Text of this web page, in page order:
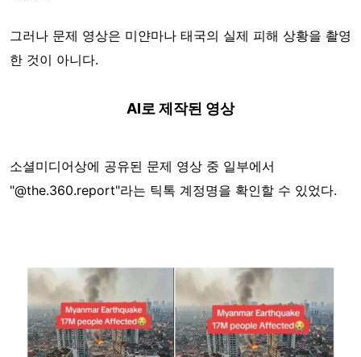
그러나 문제 영상은 미얀마나 태국의 실제 피해 상황을 촬영
한 것이 아니다.
AI로 제작된 영상
소셜미디어상에 공유된 문제 영상 중 일부에서
"@the.360.report"라는 틱톡 계정명을 확인할 수 있었다.
Image